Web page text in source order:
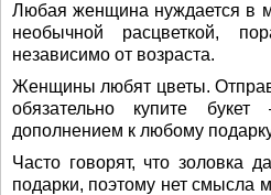
Любая женщина нуждается в
необычной расцветкой,
независимо от возраста.
Женщины любят цветы.
обязательно купите
дополнением к любому
Часто говорят, что золовка
подарки, поэтому нет смысла